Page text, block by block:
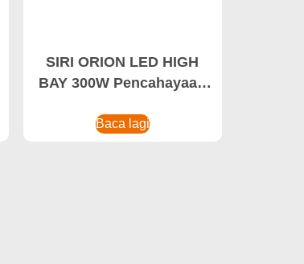
SIRI ORION LED HIGH
BAY 300W Pencahayaan
Debu
Baca lagi